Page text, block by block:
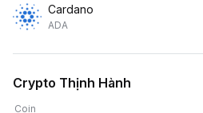
Cardano
ADA
Crypto Thịnh Hành
Coin